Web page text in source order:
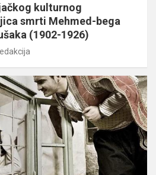
kulturnog
smrti Mehmed-bega
(1902-1926)